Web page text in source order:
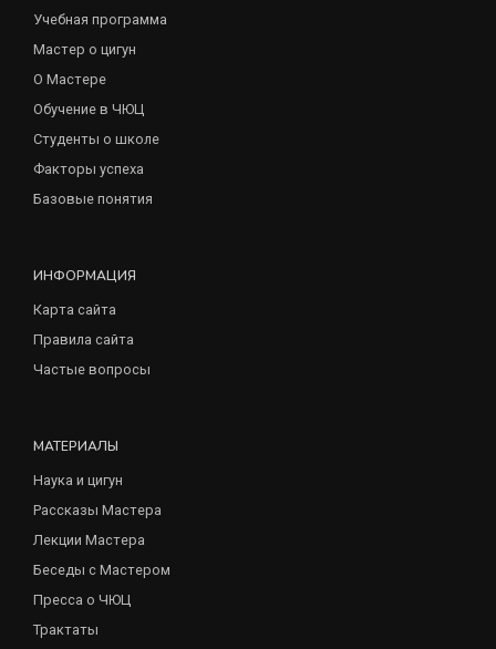
Учебная программа
Мастер о цигун
О Мастере
Обучение в ЧЮЦ
Студенты о школе
Факторы успеха
Базовые понятия
ИНФОРМАЦИЯ
Карта сайта
Правила сайта
Частые вопросы
МАТЕРИАЛЫ
Наука и цигун
Рассказы Мастера
Лекции Мастера
Беседы с Мастером
Пресса о ЧЮЦ
Трактаты